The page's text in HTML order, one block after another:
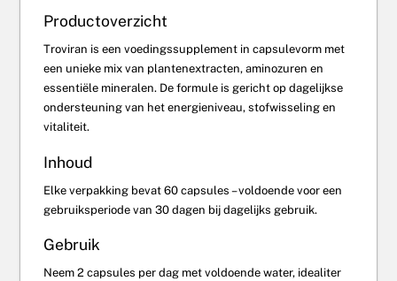
Productoverzicht
Troviran is een voedingssupplement in capsulevorm met
een unieke mix van plantenextracten, aminozuren en
essentiële mineralen. De formule is gericht op dagelijkse
ondersteuning van het energieniveau, stofwisseling en
vitaliteit.
Inhoud
Elke verpakking bevat 60 capsules – voldoende voor een
gebruiksperiode van 30 dagen bij dagelijks gebruik.
Gebruik
Neem 2 capsules per dag met voldoende water, idealiter